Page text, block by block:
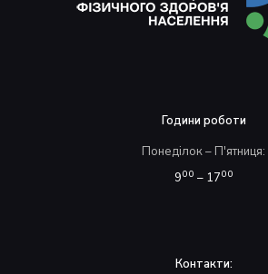
Години роботи
Понеділок – П'ятниця:
900 – 1700
Контакти: